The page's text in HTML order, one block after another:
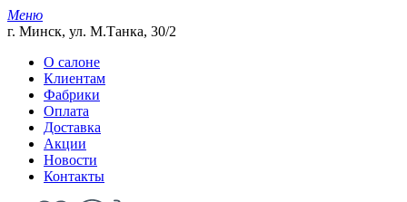
Меню
г. Минск, ул. М.Танка, 30/2
О салоне
Клиентам
Фабрики
Оплата
Доставка
Акции
Новости
Контакты